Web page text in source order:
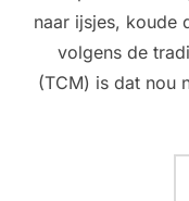
naar ijsjes, koude
volgens de
(TCM) is dat nou